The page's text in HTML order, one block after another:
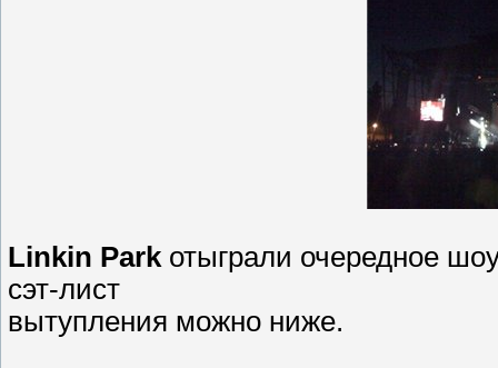
Linkin Park отыграли очередное
сэт-лист
вытупления можно ниже.